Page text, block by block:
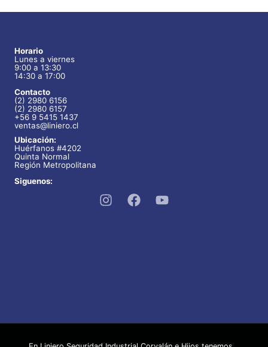
Horario
Lunes a viernes
9:00 a 13:30
14:30 a 17:00
Contacto
(2) 2980 6156
(2) 2980 6157
+56 9 5415 1437
ventas@liniero.cl
Ubicación:
Huérfanos #4202
Quinta Normal
Región Metropolitana
Siguenos: